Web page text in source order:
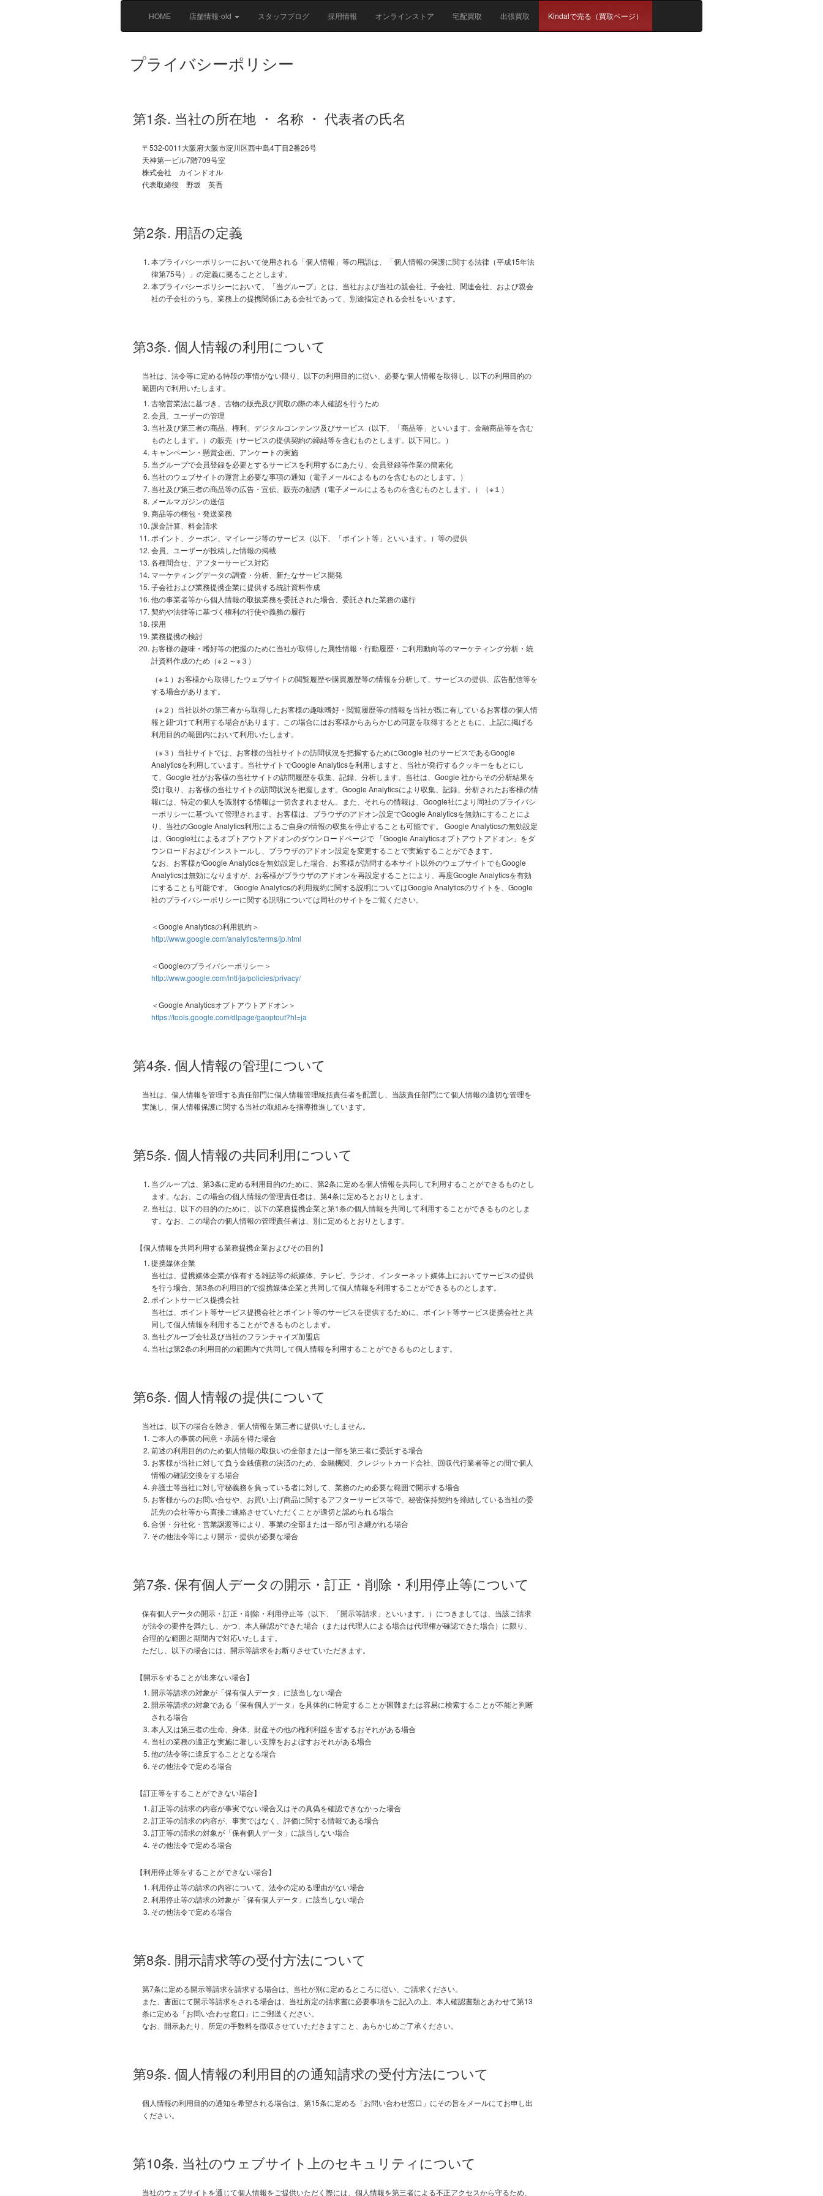
HOME 店舗情報-old スタッフブログ 採用情報 オンラインストア 宅配買取 出張買取 Kindalで売る（買取ページ）
プライバシーポリシー
第1条. 当社の所在地 ・ 名称 ・ 代表者の氏名
〒532-0011大阪府大阪市淀川区西中島4丁目2番26号
天神第一ビル7階709号室
株式会社 カインドオル
代表取締役 野坂 英吾
第2条. 用語の定義
本プライバシーポリシーにおいて使用される「個人情報」等の用語は、「個人情報の保護に関する法律（平成15年法
律第75号）」の定義に拠ることとします。
本プライバシーポリシーにおいて、「当グループ」とは、当社および当社の親会社、子会社、関連会社、および親会
社の子会社のうち、業務上の提携関係にある会社であって、別途指定される会社をいいます。
第3条. 個人情報の利用について
当社は、法令等に定める特段の事情がない限り、以下の利用目的に従い、必要な個人情報を取得し、以下の利用目的の
範囲内で利用いたします。
古物営業法に基づき、古物の販売及び買取の際の本人確認を行うため
会員、ユーザーの管理
当社及び第三者の商品、権利、デジタルコンテンツ及びサービス（以下、「商品等」といいます。金融商品等を含む
ものとします。）の販売（サービスの提供契約の締結等を含むものとします。以下同じ。）
キャンペーン・懸賞企画、アンケートの実施
当グループで会員登録を必要とするサービスを利用するにあたり、会員登録等作業の簡素化
当社のウェブサイトの運営上必要な事項の通知（電子メールによるものを含むものとします。）
当社及び第三者の商品等の広告・宣伝、販売の勧誘（電子メールによるものを含むものとします。）（※１）
メールマガジンの送信
商品等の梱包・発送業務
課金計算、料金請求
ポイント、クーポン、マイレージ等のサービス（以下、「ポイント等」といいます。）等の提供
会員、ユーザーが投稿した情報の掲載
各種問合せ、アフターサービス対応
マーケティングデータの調査・分析、新たなサービス開発
子会社および業務提携企業に提供する統計資料作成
他の事業者等から個人情報の取扱業務を委託された場合、委託された業務の遂行
契約や法律等に基づく権利の行使や義務の履行
採用
業務提携の検討
お客様の趣味・嗜好等の把握のために当社が取得した属性情報・行動履歴・ご利用動向等のマーケティング分析・統
計資料作成のため（※２～※３）
（※１）お客様から取得したウェブサイトの閲覧履歴や購買履歴等の情報を分析して、サービスの提供、広告配信等を
する場合があります。
（※２）当社以外の第三者から取得したお客様の趣味嗜好・閲覧履歴等の情報を当社が既に有しているお客様の個人情
報と紐づけて利用する場合があります。この場合にはお客様からあらかじめ同意を取得するとともに、上記に掲げる
利用目的の範囲内において利用いたします。
（※３）当社サイトでは、お客様の当社サイトの訪問状況を把握するためにGoogle 社のサービスであるGoogle
Analyticsを利用しています。当社サイトでGoogle Analyticsを利用しますと、当社が発行するクッキーをもとにし
て、Google 社がお客様の当社サイトの訪問履歴を収集、記録、分析します。当社は、Google 社からその分析結果を
受け取り、お客様の当社サイトの訪問状況を把握します。Google Analyticsにより収集、記録、分析されたお客様の情
報には、特定の個人を識別する情報は一切含まれません。また、それらの情報は、Google社により同社のプライバシ
ーポリシーに基づいて管理されます。お客様は、ブラウザのアドオン設定でGoogle Analyticsを無効にすることによ
り、当社のGoogle Analytics利用によるご自身の情報の収集を停止することも可能です。 Google Analyticsの無効設定
は、Google社によるオプトアウトアドオンのダウンロードページで 「Google Analyticsオプトアウトアドオン」をダ
ウンロードおよびインストールし、ブラウザのアドオン設定を変更することで実施することができます。
なお、お客様がGoogle Analyticsを無効設定した場合、お客様が訪問する本サイト以外のウェブサイトでもGoogle
Analyticsは無効になりますが、お客様がブラウザのアドオンを再設定することにより、再度Google Analyticsを有効
にすることも可能です。 Google Analyticsの利用規約に関する説明についてはGoogle Analyticsのサイトを、Google
社のプライバシーポリシーに関する説明については同社のサイトをご覧ください。
＜Google Analyticsの利用規約＞
http://www.google.com/analytics/terms/jp.html
＜Googleのプライバシーポリシー＞
http://www.google.com/intl/ja/policies/privacy/
＜Google Analyticsオプトアウトアドオン＞
https://tools.google.com/dlpage/gaoptout?hl=ja
第4条. 個人情報の管理について
当社は、個人情報を管理する責任部門に個人情報管理統括責任者を配置し、当該責任部門にて個人情報の適切な管理を
実施し、個人情報保護に関する当社の取組みを指導推進しています。
第5条. 個人情報の共同利用について
当グループは、第3条に定める利用目的のために、第2条に定める個人情報を共同して利用することができるものとし
ます。なお、この場合の個人情報の管理責任者は、第4条に定めるとおりとします。
当社は、以下の目的のために、以下の業務提携企業と第1条の個人情報を共同して利用することができるものとしま
す。なお、この場合の個人情報の管理責任者は、別に定めるとおりとします。
【個人情報を共同利用する業務提携企業およびその目的】
提携媒体企業
当社は、提携媒体企業が保有する雑誌等の紙媒体、テレビ、ラジオ、インターネット媒体上においてサービスの提供
を行う場合、第3条の利用目的で提携媒体企業と共同して個人情報を利用することができるものとします。
ポイントサービス提携会社
当社は、ポイント等サービス提携会社とポイント等のサービスを提供するために、ポイント等サービス提携会社と共
同して個人情報を利用することができるものとします。
当社グループ会社及び当社のフランチャイズ加盟店
当社は第2条の利用目的の範囲内で共同して個人情報を利用することができるものとします。
第6条. 個人情報の提供について
当社は、以下の場合を除き、個人情報を第三者に提供いたしません。
ご本人の事前の同意・承諾を得た場合
前述の利用目的のため個人情報の取扱いの全部または一部を第三者に委託する場合
お客様が当社に対して負う金銭債務の決済のため、金融機関、クレジットカード会社、回収代行業者等との間で個人
情報の確認交換をする場合
弁護士等当社に対し守秘義務を負っている者に対して、業務のため必要な範囲で開示する場合
お客様からのお問い合せや、お買い上げ商品に関するアフターサービス等で、秘密保持契約を締結している当社の委
託先の会社等から直接ご連絡させていただくことが適切と認められる場合
合併・分社化・営業譲渡等により、事業の全部または一部が引き継がれる場合
その他法令等により開示・提供が必要な場合
第7条. 保有個人データの開示・訂正・削除・利用停止等について
保有個人データの開示・訂正・削除・利用停止等（以下、「開示等請求」といいます。）につきましては、当該ご請求
が法令の要件を満たし、かつ、本人確認ができた場合（または代理人による場合は代理権が確認できた場合）に限り、
合理的な範囲と期間内で対応いたします。
ただし、以下の場合には、開示等請求をお断りさせていただきます。
【開示をすることが出来ない場合】
開示等請求の対象が「保有個人データ」に該当しない場合
開示等請求の対象である「保有個人データ」を具体的に特定することが困難または容易に検索することが不能と判断
される場合
本人又は第三者の生命、身体、財産その他の権利利益を害するおそれがある場合
当社の業務の適正な実施に著しい支障をおよぼすおそれがある場合
他の法令等に違反することとなる場合
その他法令で定める場合
【訂正等をすることができない場合】
訂正等の請求の内容が事実でない場合又はその真偽を確認できなかった場合
訂正等の請求の内容が、事実ではなく、評価に関する情報である場合
訂正等の請求の対象が「保有個人データ」に該当しない場合
その他法令で定める場合
【利用停止等をすることができない場合】
利用停止等の請求の内容について、法令の定める理由がない場合
利用停止等の請求の対象が「保有個人データ」に該当しない場合
その他法令で定める場合
第8条. 開示請求等の受付方法について
第7条に定める開示等請求を請求する場合は、当社が別に定めるところに従い、ご請求ください。
また、書面にて開示等請求をされる場合は、当社所定の請求書に必要事項をご記入の上、本人確認書類とあわせて第13
条に定める「お問い合わせ窓口」にご郵送ください。
なお、開示あたり、所定の手数料を徴収させていただきますこと、あらかじめご了承ください。
第9条. 個人情報の利用目的の通知請求の受付方法について
個人情報の利用目的の通知を希望される場合は、第15条に定める「お問い合わせ窓口」にその旨をメールにてお申し出
ください。
第10条. 当社のウェブサイト上のセキュリティについて
当社のウェブサイトを通じて個人情報をご提供いただく際には、個人情報を第三者による不正アクセスから守るため、